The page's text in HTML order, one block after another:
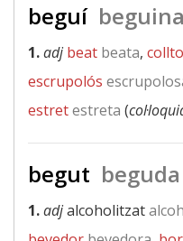
beguí beguina
1.adj beat beata,
escrupolós
estretestreta (
begut beguda
1.adjalcoholitzat